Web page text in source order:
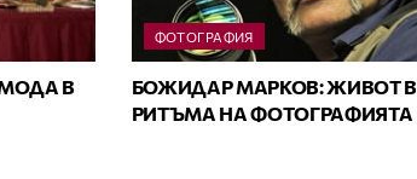
В
ФОТОГРАФИЯ
БОЖИДАР MАРКОВ: ЖИВОТ В
РИТЪМА НА ФОТОГРАФИЯТА